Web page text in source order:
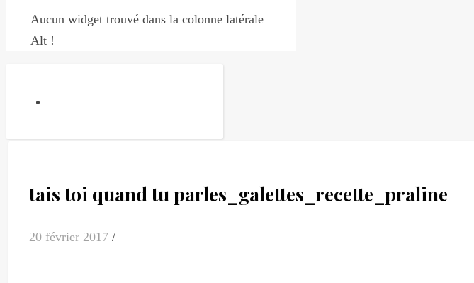
Aucun widget trouvé dans la colonne latérale
Alt !
tais toi quand tu parles_galettes_recette_praline
20 février 2017 /